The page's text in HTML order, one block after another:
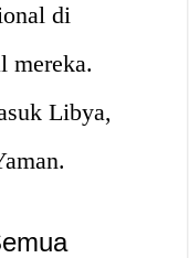
di
mereka.
Libya,